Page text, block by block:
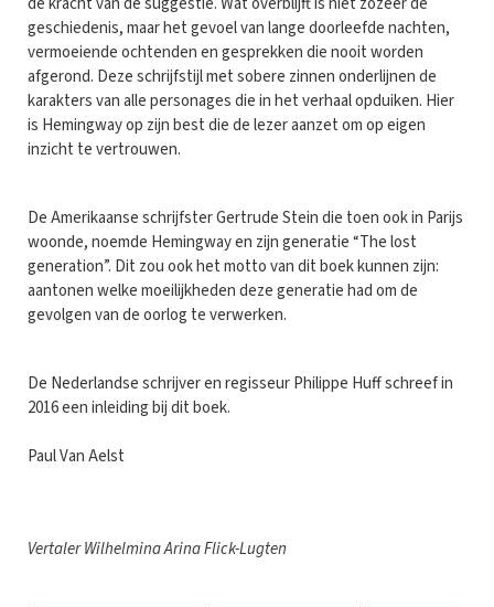
geschiedenis, maar het gevoel van lange doorleefde nachten,
vermoeiende ochtenden en gesprekken die nooit worden
afgerond. Deze schrijfstijl met sobere zinnen onderlijnen de
karakters van alle personages die in het verhaal opduiken. Hier
is Hemingway op zijn best die de lezer aanzet om op eigen
inzicht te vertrouwen.
De Amerikaanse schrijfster Gertrude Stein die toen ook in Parijs
woonde, noemde Hemingway en zijn generatie “The lost
generation”. Dit zou ook het motto van dit boek kunnen zijn:
aantonen welke moeilijkheden deze generatie had om de
gevolgen van de oorlog te verwerken.
De Nederlandse schrijver en regisseur Philippe Huff schreef in
2016 een inleiding bij dit boek.
Paul Van Aelst
Vertaler Wilhelmina Arina Flick-Lugten